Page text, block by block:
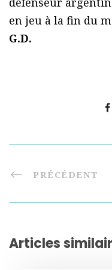
en jeu à la fin du
G.D.
PRÉCÉDENT
Articles